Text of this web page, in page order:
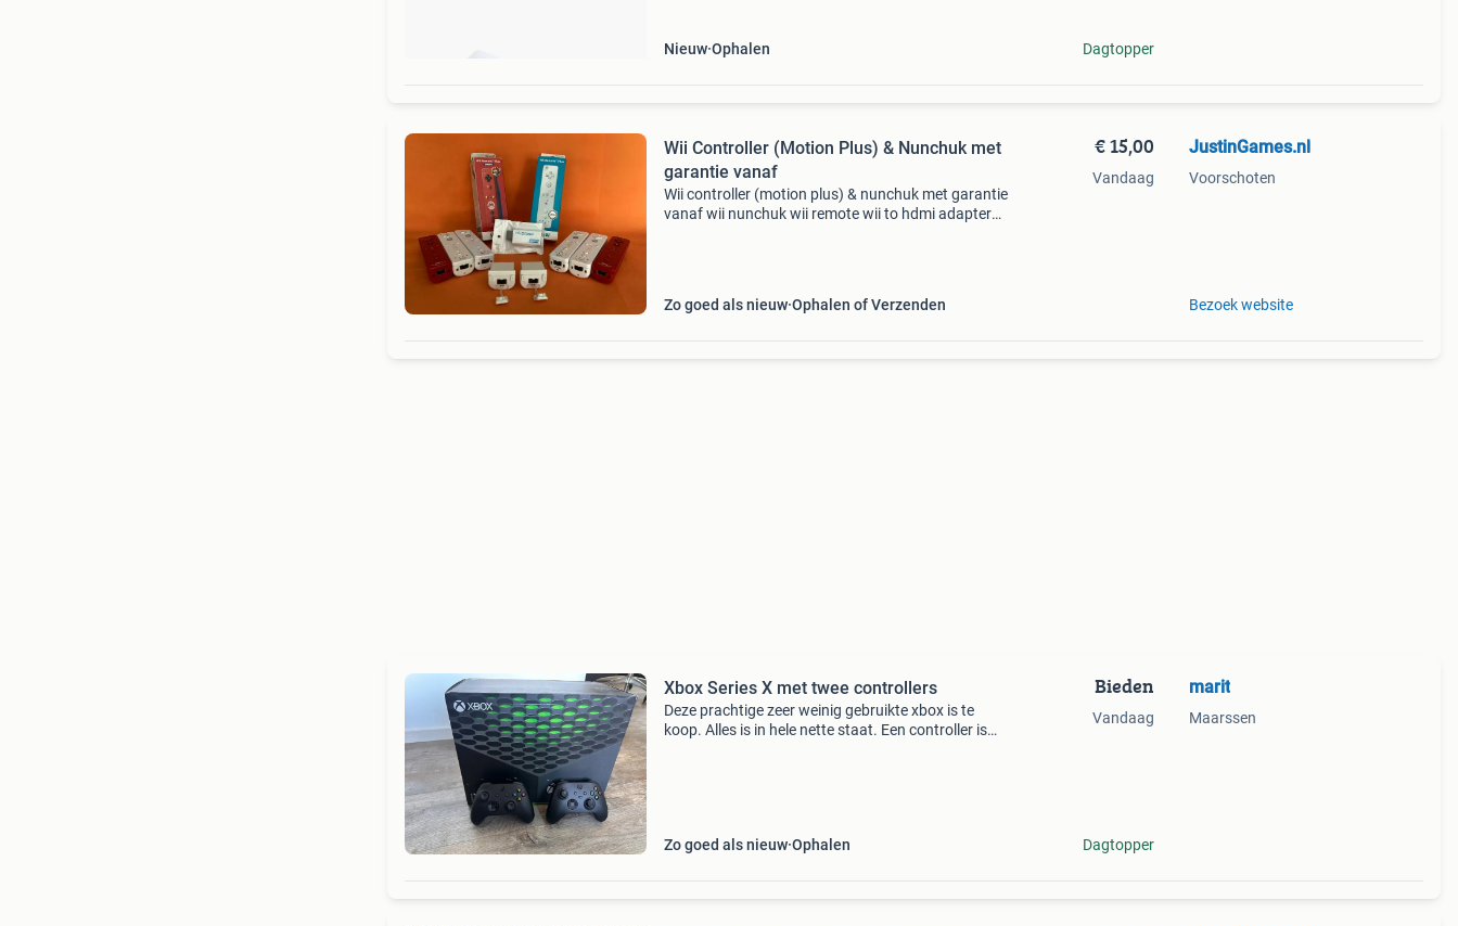
Nieuw Ophalen Dagtopper
Wii Controller (Motion Plus) & Nunchuk met
garantie vanaf
Wii controller (motion plus) & nunchuk met garantie
vanaf wii nunchuk wii remote wii to hdmi adapter
Zo goed als nieuw Ophalen of Verzenden
€ 15,00
Vandaag
JustinGames.nl
Voorschoten
Bezoek website
Xbox Series X met twee controllers
Deze prachtige zeer weinig gebruikte xbox is te
koop. Alles is in hele nette staat. Een controller is
Zo goed als nieuw Ophalen
Bieden
Vandaag
Dagtopper
marit
Maarssen